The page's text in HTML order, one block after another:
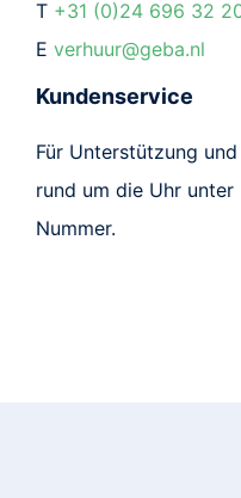
T +31 (0)24 696 32
E verhuur@geba.nl
Kundenservice
Für Unterstützung
rund um die Uhr unter
Nummer.